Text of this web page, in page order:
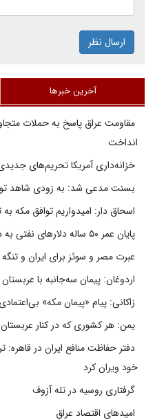
ارسال نظر
آخرین خبرها
مقاومت عراق پاسخ به حملات
انداخت
خزانه‌داری آمریکا تحریم‌های
بسنت مدعی شد: به زودی شاهد
اسحاق دار: امیدواریم توافق مکه
پایان عمر ۵۰ ساله دلارهای نفتی به دست ایران
عبرت مصر و سوئز برای ایران و
اردوغان: پیمان سه‌جانبه با
زاکانی: پیام «پیمان مکه»
یمن: هر کشوری که در کنار عربستان
دفتر حفاظت منافع ایران در
خود ویران کرد
گرفتاری روسیه در تله آزوف
امیدهای اقتصاد عراق